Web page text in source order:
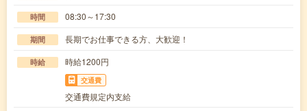
時間 08:30～17:30
期間 長期でお仕事できる方、大歓迎！
時給 時給1200円
交通費
交通費規定内支給